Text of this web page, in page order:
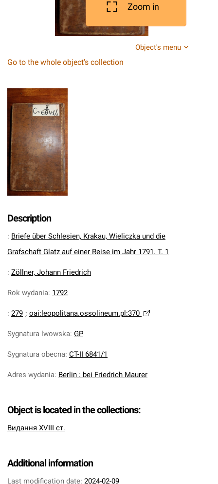
Zoom in
Object's menu
Go to the whole object's collection
Description
: Briefe über Schlesien, Krakau, Wieliczka und die
Grafschaft Glatz auf einer Reise im Jahr 1791. T. 1
: Zöllner, Johann Friedrich
Rok wydania: 1792
: 279 ; oai:leopolitana.ossolineum.pl:370
Sygnatura lwowska: GP
Sygnatura obecna: CT-II 6841/1
Adres wydania: Berlin : bei Friedrich Maurer
Object is located in the collections:
Видання XVIII ст.
Additional information
Last modification date: 2024-02-09